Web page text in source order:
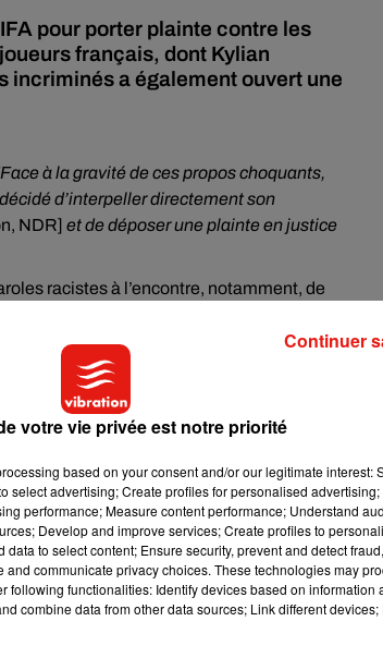
pour porter plainte contre les
français, dont Kylian
incriminés a également ouvert une
à la gravité de ces propos choquants,
cidé d’interpeller directement son
NDR] et de déposer une plainte en justice
racistes à l’encontre, notamment, de
(désormais au Real Madrid).
votre vie privée est notre priorité
based on your consent and/or our legitimate interest:
select advertising; Create profiles for personalised
performance; Measure content performance; Understand
Develop and improve services; Create profiles to
to select content; Ensure security, prevent and detect
communicate privacy choices. These technologies may
following functionalities: Identify devices based on information
combine data from other data sources; Link different
Continuer